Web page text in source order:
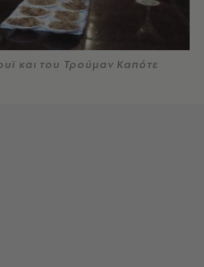
και του Τρούμαν Καπότε